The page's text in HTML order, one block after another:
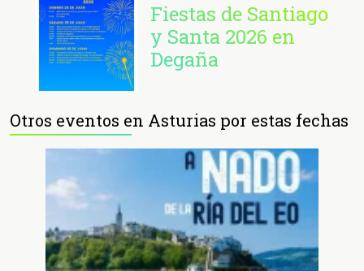
Fiestas de Santiago
y Santa 2026 en
Degaña
Otros eventos en Asturias por estas fechas